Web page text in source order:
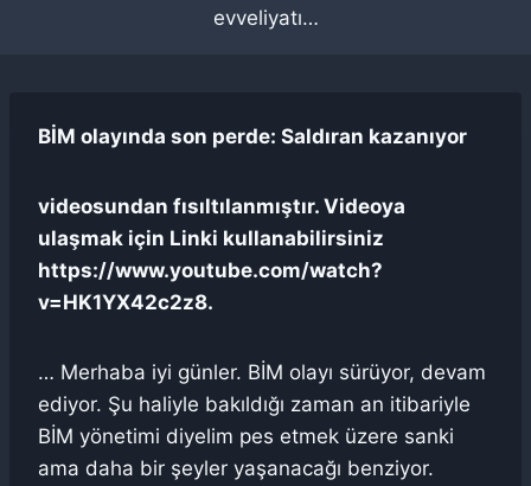
evveliyatı…
BİM olayında son perde: Saldıran kazanıyor
videosundan fısıltılanmıştır. Videoya
ulaşmak için Linki kullanabilirsiniz
https://www.youtube.com/watch?
v=HK1YX42c2z8.
… Merhaba iyi günler. BİM olayı sürüyor, devam
ediyor. Şu haliyle bakıldığı zaman an itibariyle
BİM yönetimi diyelim pes etmek üzere sanki
ama daha bir şeyler yaşanacağı benziyor.